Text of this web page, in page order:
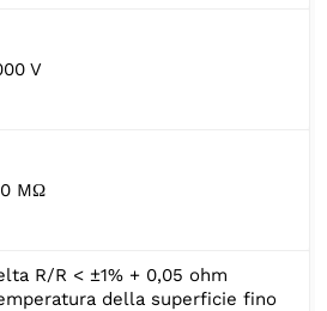
V
MΩ
R/R < ±1% + 0,05 ohm
della superficie fino